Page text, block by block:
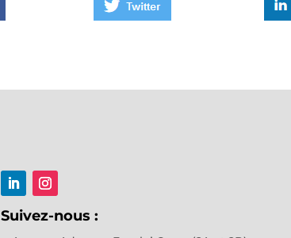
Suivez-nous :